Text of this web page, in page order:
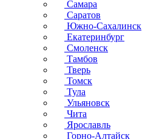
Самара
Саратов
Южно-Сахалинск
Екатеринбург
Смоленск
Тамбов
Тверь
Томск
Тула
Ульяновск
Чита
Ярославль
Горно-Алтайск